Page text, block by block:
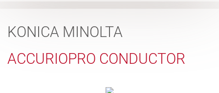
KONICA MINOLTA
ACCURIOPRO CONDUCTOR